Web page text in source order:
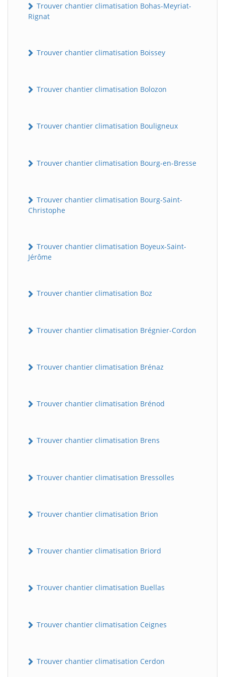
Trouver chantier climatisation Bohas-Meyriat-
Rignat
Trouver chantier climatisation Boissey
Trouver chantier climatisation Bolozon
Trouver chantier climatisation Bouligneux
Trouver chantier climatisation Bourg-en-Bresse
Trouver chantier climatisation Bourg-Saint-
Christophe
Trouver chantier climatisation Boyeux-Saint-
Jérôme
Trouver chantier climatisation Boz
Trouver chantier climatisation Brégnier-Cordon
Trouver chantier climatisation Brénaz
Trouver chantier climatisation Brénod
Trouver chantier climatisation Brens
Trouver chantier climatisation Bressolles
Trouver chantier climatisation Brion
Trouver chantier climatisation Briord
Trouver chantier climatisation Buellas
Trouver chantier climatisation Ceignes
Trouver chantier climatisation Cerdon